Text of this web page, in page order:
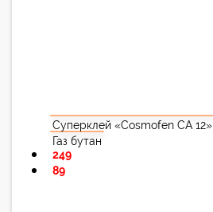
Суперклей «Cosmofen CA 12»
249
Газ бутан
89